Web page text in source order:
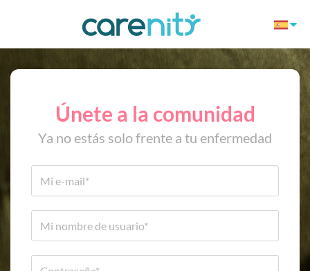
Únete a la comunidad
Ya no estás solo frente a tu enfermedad